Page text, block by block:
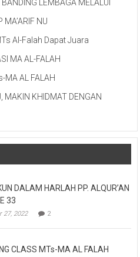
LEMBAGA MELALUI
NU
Al-Falah Dapat Juara
MA AL-FALAH
MA AL FALAH
MAKIN KHIDMAT DENGAN
DALAM HARLAH PP. ALQUR’AN
33
27, 2022 2
CLASS MTs-MA AL FALAH